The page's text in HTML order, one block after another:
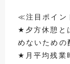
≪注目ポイン
★夕方休憩と
めないための
★月平均残業